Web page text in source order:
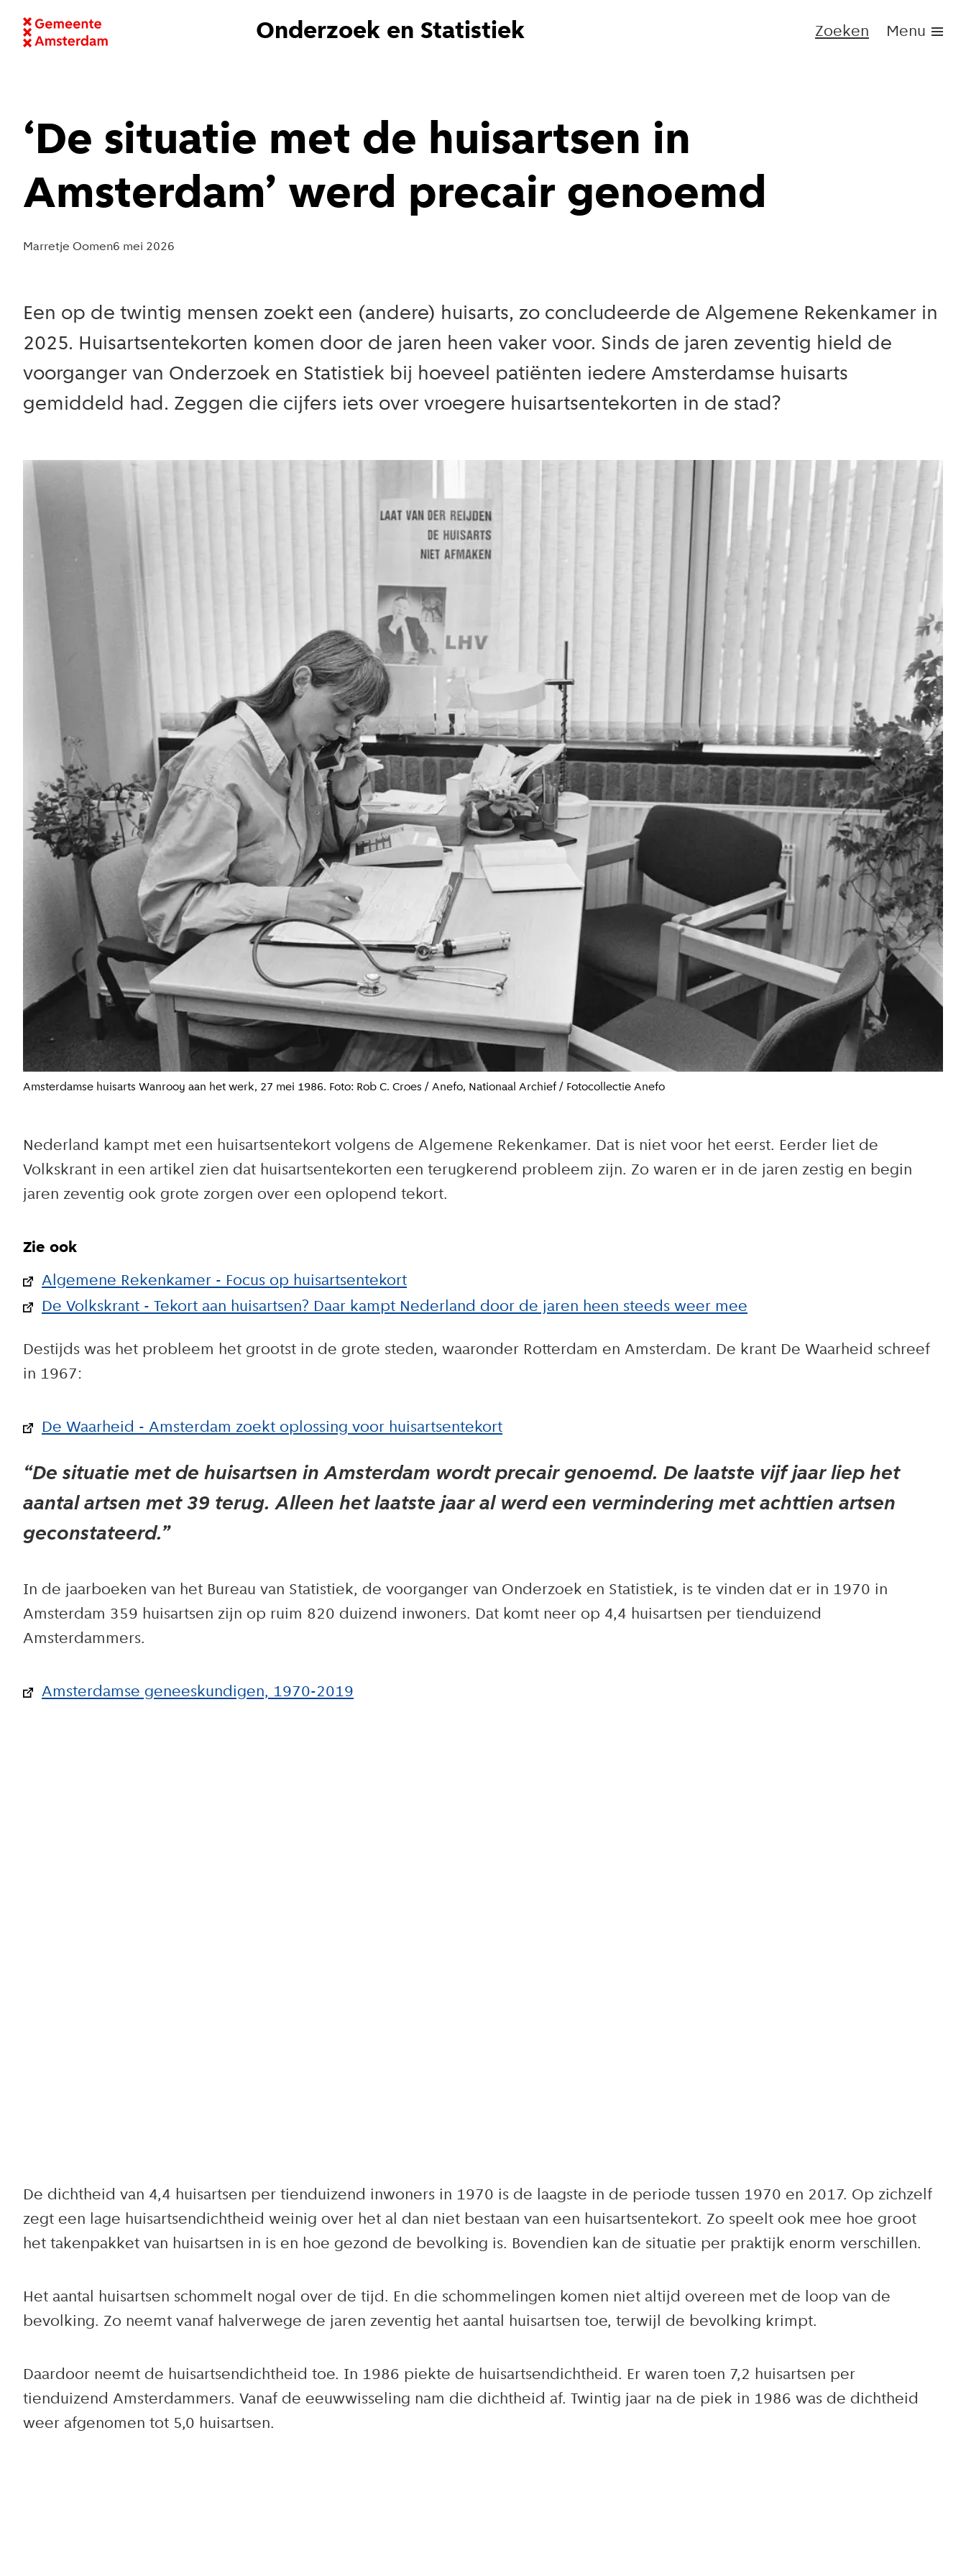
Onderzoek en Statistiek Zoeken Menu
‘De situatie met de huisartsen in
Amsterdam’ werd precair genoemd
Marretje Oomen6 mei 2026
Een op de twintig mensen zoekt een (andere) huisarts, zo concludeerde de Algemene Rekenkamer in
2025. Huisartsentekorten komen door de jaren heen vaker voor. Sinds de jaren zeventig hield de
voorganger van Onderzoek en Statistiek bij hoeveel patiënten iedere Amsterdamse huisarts
gemiddeld had. Zeggen die cijfers iets over vroegere huisartsentekorten in de stad?
Amsterdamse huisarts Wanrooy aan het werk, 27 mei 1986. Foto: Rob C. Croes / Anefo, Nationaal Archief / Fotocollectie Anefo
Nederland kampt met een huisartsentekort volgens de Algemene Rekenkamer. Dat is niet voor het eerst. Eerder liet de
Volkskrant in een artikel zien dat huisartsentekorten een terugkerend probleem zijn. Zo waren er in de jaren zestig en begin
jaren zeventig ook grote zorgen over een oplopend tekort.
Zie ook
Algemene Rekenkamer - Focus op huisartsentekort
De Volkskrant - Tekort aan huisartsen? Daar kampt Nederland door de jaren heen steeds weer mee
Destijds was het probleem het grootst in de grote steden, waaronder Rotterdam en Amsterdam. De krant De Waarheid schreef
in 1967:
De Waarheid - Amsterdam zoekt oplossing voor huisartsentekort
De situatie met de huisartsen in Amsterdam wordt precair genoemd. De laatste vijf jaar liep het
aantal artsen met 39 terug. Alleen het laatste jaar al werd een vermindering met achttien artsen
geconstateerd.
In de jaarboeken van het Bureau van Statistiek, de voorganger van Onderzoek en Statistiek, is te vinden dat er in 1970 in
Amsterdam 359 huisartsen zijn op ruim 820 duizend inwoners. Dat komt neer op 4,4 huisartsen per tienduizend
Amsterdammers.
Amsterdamse geneeskundigen, 1970-2019
De dichtheid van 4,4 huisartsen per tienduizend inwoners in 1970 is de laagste in de periode tussen 1970 en 2017. Op zichzelf
zegt een lage huisartsendichtheid weinig over het al dan niet bestaan van een huisartsentekort. Zo speelt ook mee hoe groot
het takenpakket van huisartsen in is en hoe gezond de bevolking is. Bovendien kan de situatie per praktijk enorm verschillen.
Het aantal huisartsen schommelt nogal over de tijd. En die schommelingen komen niet altijd overeen met de loop van de
bevolking. Zo neemt vanaf halverwege de jaren zeventig het aantal huisartsen toe, terwijl de bevolking krimpt.
Daardoor neemt de huisartsendichtheid toe. In 1986 piekte de huisartsendichtheid. Er waren toen 7,2 huisartsen per
tienduizend Amsterdammers. Vanaf de eeuwwisseling nam die dichtheid af. Twintig jaar na de piek in 1986 was de dichtheid
weer afgenomen tot 5,0 huisartsen.